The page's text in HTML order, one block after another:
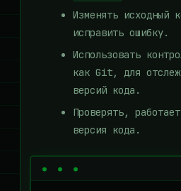
Изменять исходный
исправить ошибку.
Использовать
как Git, для
версий кода.
Проверять,
версия кода.